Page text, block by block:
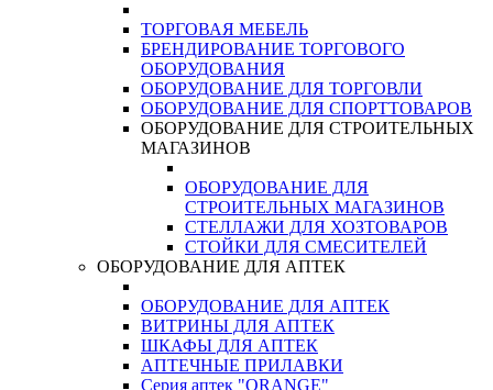
ТОРГОВАЯ МЕБЕЛЬ
БРЕНДИРОВАНИЕ ТОРГОВОГО
ОБОРУДОВАНИЯ
ОБОРУДОВАНИЕ ДЛЯ ТОРГОВЛИ
ОБОРУДОВАНИЕ ДЛЯ СПОРТТОВАРОВ
ОБОРУДОВАНИЕ ДЛЯ СТРОИТЕЛЬНЫХ
МАГАЗИНОВ
ОБОРУДОВАНИЕ ДЛЯ
СТРОИТЕЛЬНЫХ МАГАЗИНОВ
СТЕЛЛАЖИ ДЛЯ ХОЗТОВАРОВ
СТОЙКИ ДЛЯ СМЕСИТЕЛЕЙ
ОБОРУДОВАНИЕ ДЛЯ АПТЕК
ОБОРУДОВАНИЕ ДЛЯ АПТЕК
ВИТРИНЫ ДЛЯ АПТЕК
ШКАФЫ ДЛЯ АПТЕК
АПТЕЧНЫЕ ПРИЛАВКИ
Серия аптек "ORANGE"